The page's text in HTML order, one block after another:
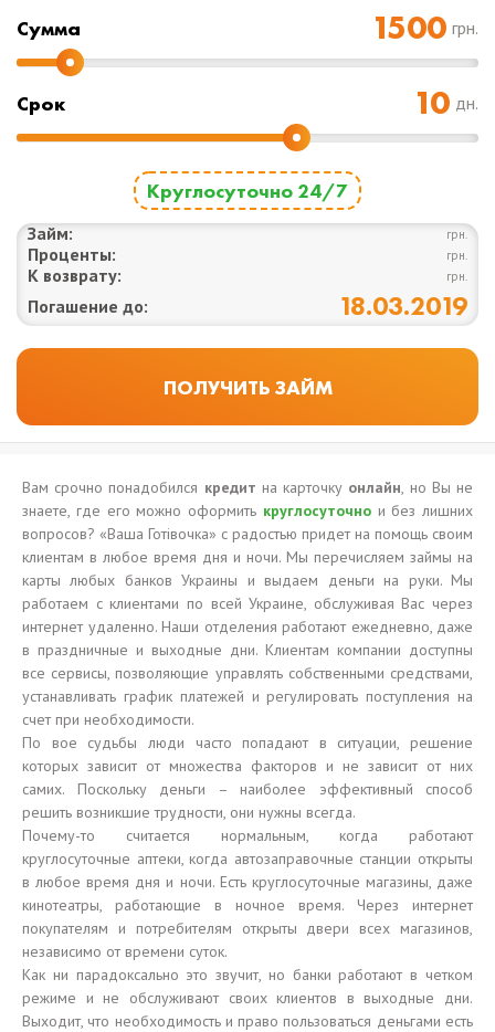
Cумма грн.
Срок дн.
Круглосуточно 24/7
Займ: грн.
Проценты: грн.
К возврату: грн.
Погашение до: 18.03.2019
Вам срочно понадобился кредит на карточку онлайн, но Вы не
знаете, где его можно оформить круглосуточнои без лишних
вопросов? «Ваша Готівочка» с радостью придет на помощь своим
клиентам в любое время дня и ночи. Мы перечисляем займы на
карты любых банков Украины и выдаем деньги на руки. Мы
работаем с клиентами по всей Украине, обслуживая Вас через
интернет удаленно. Наши отделения работают ежедневно, даже
в праздничные и выходные дни. Клиентам компании доступны
все сервисы, позволяющие управлять собственными средствами,
устанавливать график платежей и регулировать поступления на
счет при необходимости.
По вое судьбы люди часто попадают в ситуации, решение
которых зависит от множества факторов и не зависит от них
самих. Поскольку деньги – наиболее эффективный способ
решить возникшие трудности, они нужны всегда.
Почему-то считается нормальным, когда работают
круглосуточные аптеки, когда автозаправочные станции открыты
в любое время дня и ночи. Есть круглосуточные магазины, даже
кинотеатры, работающие в ночное время. Через интернет
покупателям и потребителям открыты двери всех магазинов,
независимо от времени суток.
Как ни парадоксально это звучит, но банки работают в четком
режиме и не обслуживают своих клиентов в выходные дни.
Выходит, что необходимость и право пользоваться деньгами есть